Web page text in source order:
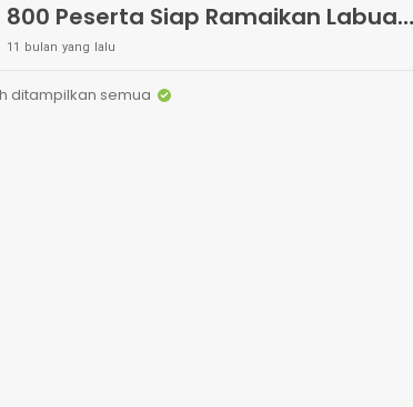
800 Peserta Siap Ramaikan Labuan
Bajo
11 bulan yang lalu
ditampilkan semua